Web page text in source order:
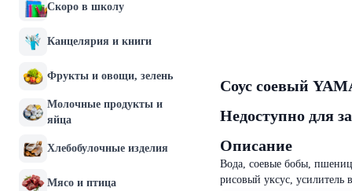
Скоро в школу
Канцелярия и книги
Фрукты и овощи, зелень
Молочные продукты и
яйца
Хлебобулочные изделия
Мясо и птица
Соус соевый
Недоступно для
Описание
Вода, соевые бобы,
рисовый уксус, усилитель